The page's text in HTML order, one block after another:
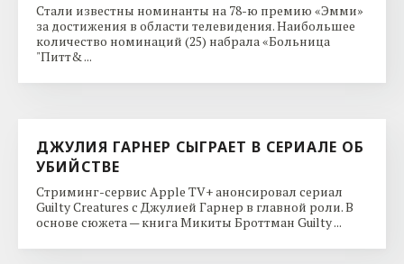
Стали известны номинанты на 78-ю премию «Эмми»
за достижения в области телевидения. Наибольшее
количество номинаций (25) набрала «Больница
"Питт& ...
ДЖУЛИЯ ГАРНЕР СЫГРАЕТ В СЕРИАЛЕ ОБ
УБИЙСТВЕ
Стриминг-сервис Apple TV+ анонсировал сериал
Guilty Creatures с Джулией Гарнер в главной роли. В
основе сюжета — книга Микиты Броттман Guilty ...